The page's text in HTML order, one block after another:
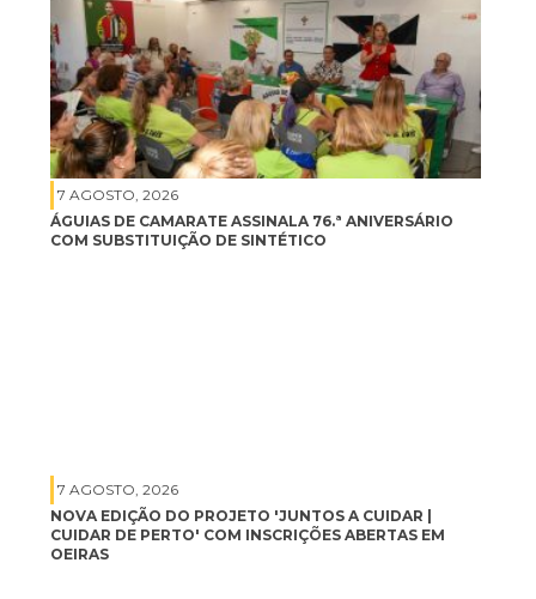
7 AGOSTO, 2026
ÁGUIAS DE CAMARATE ASSINALA 76.ª ANIVERSÁRIO
COM SUBSTITUIÇÃO DE SINTÉTICO
7 AGOSTO, 2026
NOVA EDIÇÃO DO PROJETO 'JUNTOS A CUIDAR |
CUIDAR DE PERTO' COM INSCRIÇÕES ABERTAS EM
OEIRAS